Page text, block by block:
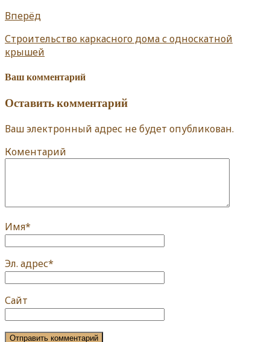
Вперёд
Строительство каркасного дома с односкатной
крышей
Ваш комментарий
Оставить комментарий
Ваш электронный адрес не будет опубликован.
Коментарий
Имя*
Эл. адрес*
Сайт